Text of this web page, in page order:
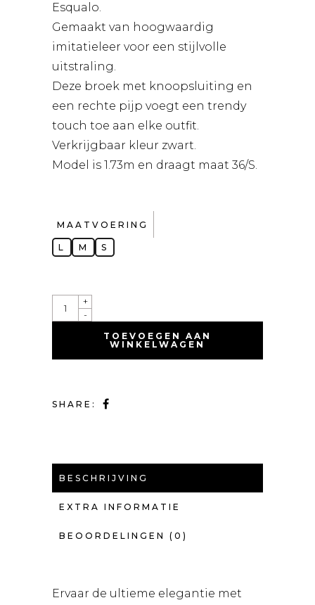
Esqualo.
Gemaakt van hoogwaardig
imitatieleer voor een stijlvolle
uitstraling.
Deze broek met knoopsluiting en
een rechte pijp voegt een trendy
touch toe aan elke outfit.
Verkrijgbaar kleur zwart.
Model is 1.73m en draagt maat 36/S.
MAATVOERING
L M S
QUANTITY
-
+
TOEVOEGEN AAN
WINKELWAGEN
SHARE:
BESCHRIJVING
EXTRA INFORMATIE
BEOORDELINGEN (0)
Ervaar de ultieme elegantie met